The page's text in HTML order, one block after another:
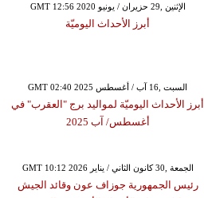
GMT 12:56 2020 الإثنين ,29 حزيران / يونيو
أبرز الأحداث اليوميّة
GMT 02:40 2025 السبت ,16 آب / أغسطس
أبرز الأحداث اليوميّة لمواليد برج "العقرب" في
أغسطس/ آب 2025
GMT 10:12 2026 الجمعة ,30 كانون الثاني / يناير
رئيس الجمهورية جوزاف عون وقائد الجيش